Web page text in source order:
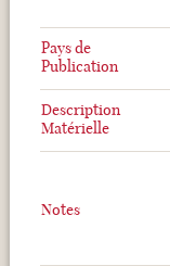
Pays de
Publication
Description
Matérielle
Notes